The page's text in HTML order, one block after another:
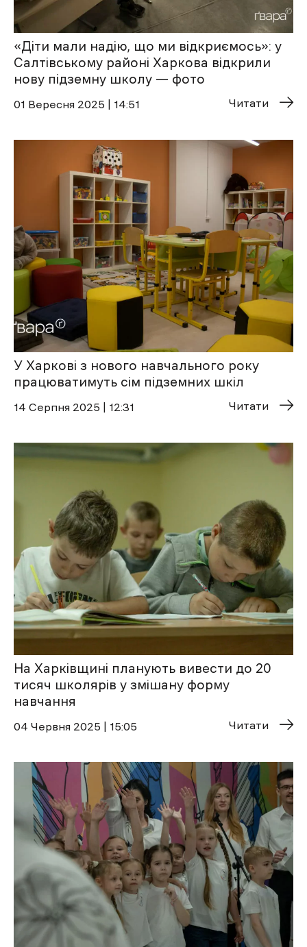
«Діти мали надію, що ми відкриємось»: у
Салтівському районі Харкова відкрили
нову підземну школу — фото
01 Вересня 2025 | 14:51 Читати
У Харкові з нового навчального року
працюватимуть сім підземних шкіл
14 Cерпня 2025 | 12:31 Читати
На Харківщині планують вивести до 20
тисяч школярів у змішану форму
навчання
04 Червня 2025 | 15:05 Читати